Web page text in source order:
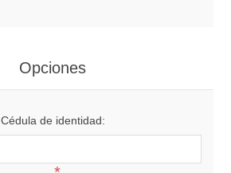
Opciones
Cédula de identidad: